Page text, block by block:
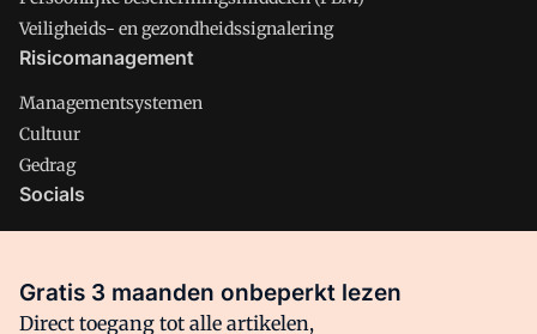
Veiligheids- en gezondheidssignalering
Risicomanagement
Managementsystemen
Cultuur
Gedrag
Socials
Facebook
Gratis 3 maanden onbeperkt lezen
Direct toegang tot alle artikelen,